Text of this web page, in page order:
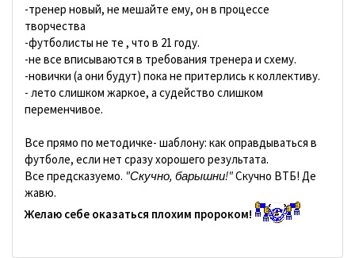
-тренер новый, не мешайте ему, он в процессе
творчества
-футболисты не те , что в 21 году.
-не все вписываются в требования тренера и схему.
-новички (а они будут) пока не притерлись к коллективу.
- лето слишком жаркое, а судейство слишком
переменчивое.
Все прямо по методичке- шаблону: как оправдываться в
футболе, если нет сразу хорошего результата.
Все предсказуемо. "Скучно, барышни!"Скучно ВТБ! Де
жавю.
Желаю себе оказаться плохим пророком!